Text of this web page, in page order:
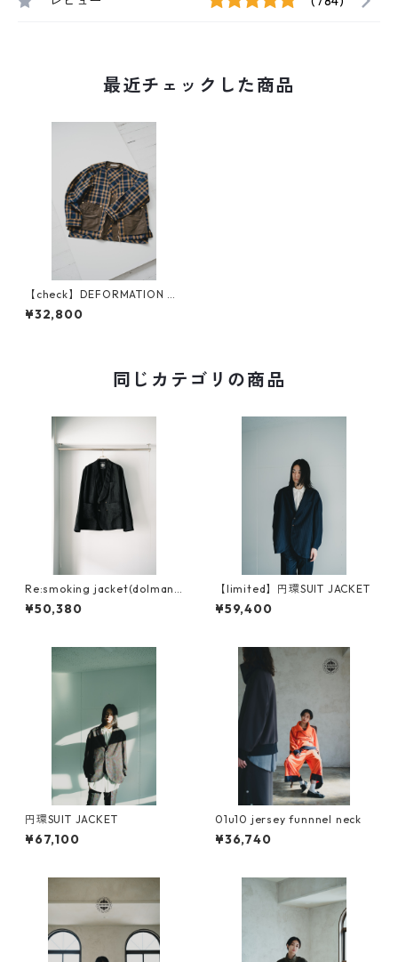
最近チェックした商品
【check】DEFORMATION N
O COLLAR JACKET
¥32,800
同じカテゴリの商品
Re:smoking jacket(dolman
sleeve )
¥50,380
【limited】円環SUIT JACKET
¥59,400
円環SUIT JACKET
¥67,100
01u10 jersey funnnel neck
¥36,740